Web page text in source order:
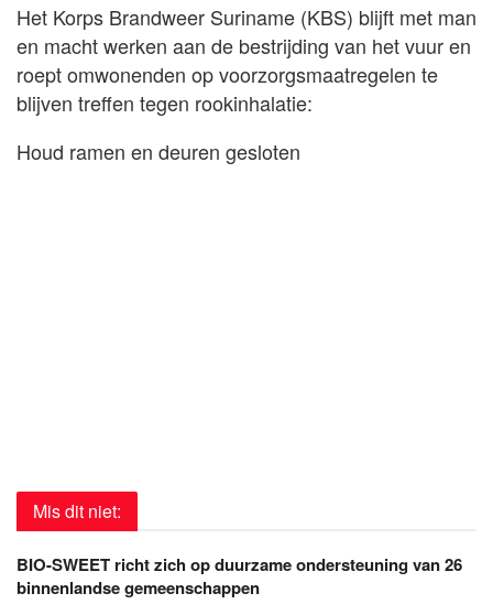
Het Korps Brandweer Suriname (KBS) blijft met man
en macht werken aan de bestrijding van het vuur en
roept omwonenden op voorzorgsmaatregelen te
blijven treffen tegen rookinhalatie:
Houd ramen en deuren gesloten
Mis dit niet:
BIO-SWEET richt zich op duurzame ondersteuning van 26
binnenlandse gemeenschappen